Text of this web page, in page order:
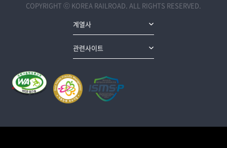
COPYRIGHT ⓒ KOREA RAILROAD. ALL RIGHTS RESERVED.
계열사
관련사이트